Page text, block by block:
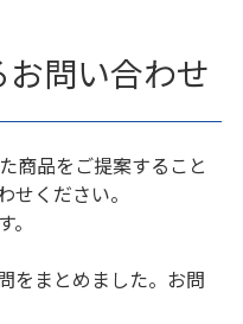
問い合わせ
商品をご提案すること
せください。
をまとめました。お問